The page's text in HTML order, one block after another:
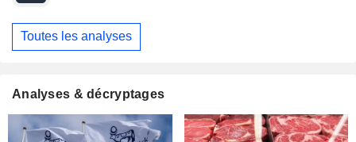
Toutes les analyses
Analyses & décryptages